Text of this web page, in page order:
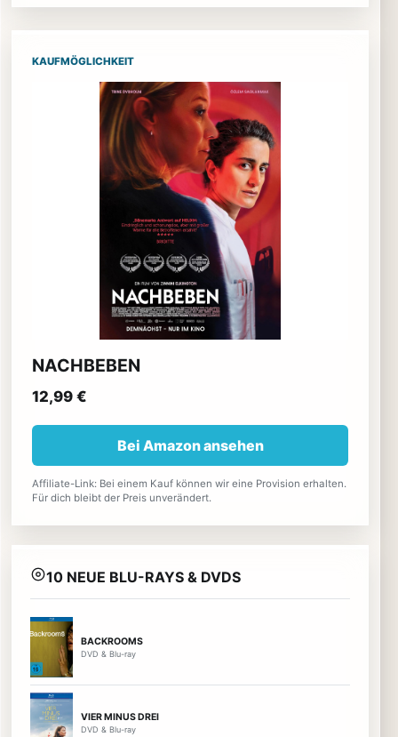
KAUFMÖGLICHKEIT
NACHBEBEN
12,99 €
Bei Amazon ansehen
Affiliate-Link: Bei einem Kauf können wir eine Provision erhalten.
Für dich bleibt der Preis unverändert.
10 NEUE BLU-RAYS & DVDS
BACKROOMS
DVD & Blu-ray
VIER MINUS DREI
DVD & Blu-ray